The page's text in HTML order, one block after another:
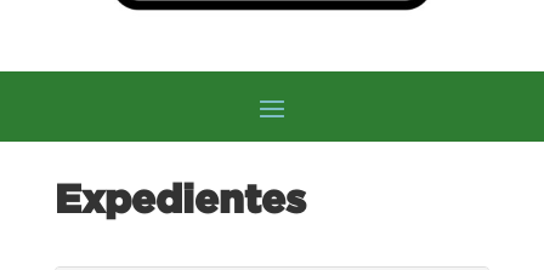
Expedientes